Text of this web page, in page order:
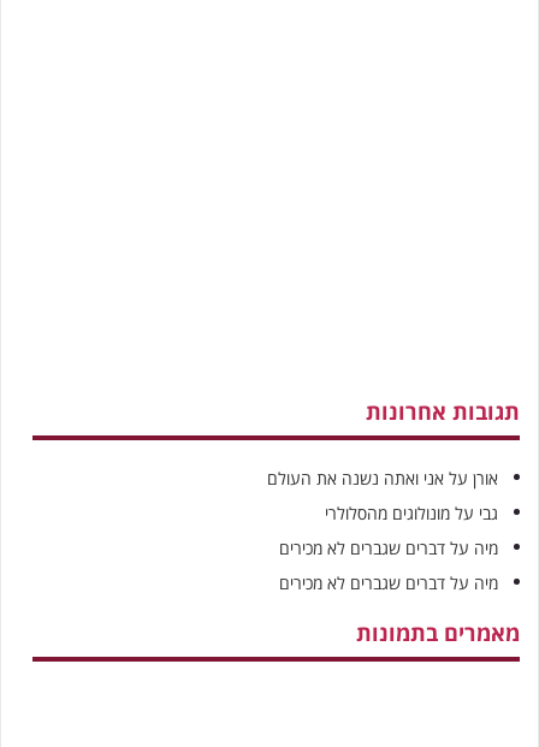
תגובות אחרונות
אורן על אני ואתה נשנה את העולם
גבי על מונולוגים מהסלולרי
מיה על דברים שגברים לא מכירים
מיה על דברים שגברים לא מכירים
מאמרים בתמונות